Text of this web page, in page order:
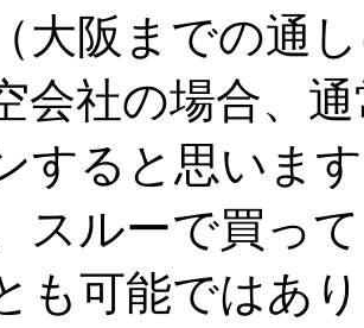
大阪までの通
会社の場合、
すると思いま
スルーで買っ
も可能ではあ